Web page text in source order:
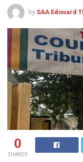
by SAA Edouard
0
SHARES